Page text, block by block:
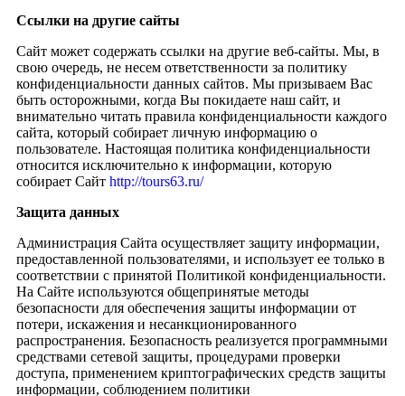
Ссылки на другие сайты
Сайт может содержать ссылки на другие веб-сайты. Мы, в
свою очередь, не несем ответственности за политику
конфиденциальности данных сайтов. Мы призываем Вас
быть осторожными, когда Вы покидаете наш сайт, и
внимательно читать правила конфиденциальности каждого
сайта, который собирает личную информацию о
пользователе. Настоящая политика конфиденциальности
относится исключительно к информации, которую
собирает Сайт http://tours63.ru/
Защита данных
Администрация Сайта осуществляет защиту информации,
предоставленной пользователями, и использует ее только в
соответствии с принятой Политикой конфиденциальности.
На Сайте используются общепринятые методы
безопасности для обеспечения защиты информации от
потери, искажения и несанкционированного
распространения. Безопасность реализуется программными
средствами сетевой защиты, процедурами проверки
доступа, применением криптографических средств защиты
информации, соблюдением политики